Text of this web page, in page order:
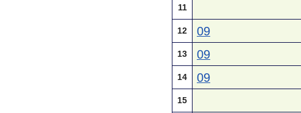
11
12 09
13 09
14 09
15